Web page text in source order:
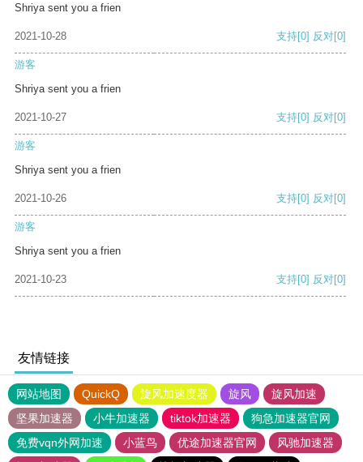
Shriya sent you a frien
2021-10-28 支持[0] 反对[0]
游客
Shriya sent you a frien
2021-10-27 支持[0] 反对[0]
游客
Shriya sent you a frien
2021-10-26 支持[0] 反对[0]
游客
Shriya sent you a frien
2021-10-23 支持[0] 反对[0]
友情链接
网站地图 QuickQ 旋风加速度器 旋风
旋风加速
坚果加速器
小牛加速器 tiktok加速器
狗急加速器官网
免费vqn外网加速
小蓝鸟 优途加速器官网
风驰加速器